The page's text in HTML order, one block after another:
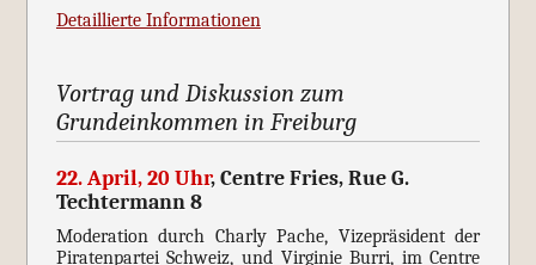
Detaillierte Informationen
Vortrag und Diskussion zum
Grundeinkommen in Freiburg
22. April, 20 Uhr, Centre Fries, Rue G.
Techtermann 8
Moderation durch Charly Pache, Vizepräsident der
Piratenpartei Schweiz, und Virginie Burri, im Centre